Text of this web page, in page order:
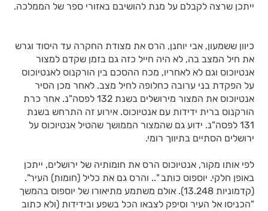
ייתכן שרצה לקבלם על מנת להושיבם באזורי ספר של הממלכה.
כיוון ששמעון, אבי יוחנן, הרס את מצודת החקרה עד היסוד וגרש
את חיל המצב בה, לא היה חייל כזה גם בזמן שקדם למצור
אנטיוכוס וגם לא לאחריו, מכח ההסכם בין הורקנוס לאנטיוכוס
על הפקדת בני ערובה כחלופה לחיל מצב. לאחר מכן הסיר
אנטיוכוס את המצור מירושלים בשנת 132 לפסה"נ. אחר כרת
הורקנוס ברית ידידות עם אנטיוכוס. אירוע זה התרחש בשנת
131 לפסה"נ. ידוע גם שהמצור הממושך שהטיל אנטיוכוס על
ירושלים הסתיים בתיווך רומי.
לפי אותו מקור, אנטיוכוס הרס את חומותיה של ירושלים, ייתכן
באופן חלקי. יוספוס כותב ".. והרס גם את כליל (חומות) העיר".
(קדמוניות 13.248). אולם משתמע מתיאורו של יוספוס בהמשך
"הכניסו אל העיר וסיפק לצבאו הכל בשפע ובידידות (ולא כתוב